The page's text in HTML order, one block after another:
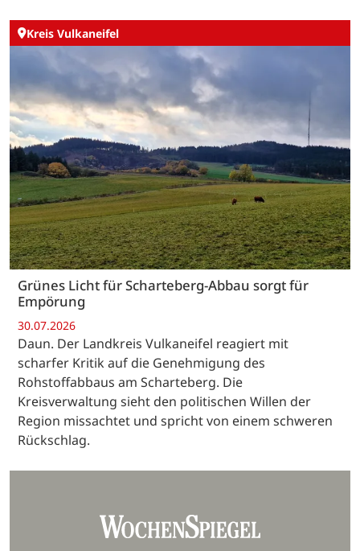
Kreis Vulkaneifel
Grünes Licht für Scharteberg-Abbau sorgt für
Empörung
30.07.2026
Daun. Der Landkreis Vulkaneifel reagiert mit
scharfer Kritik auf die Genehmigung des
Rohstoffabbaus am Scharteberg. Die
Kreisverwaltung sieht den politischen Willen der
Region missachtet und spricht von einem schweren
Rückschlag.